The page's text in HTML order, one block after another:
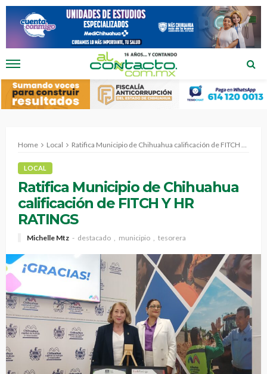
Home Local Ratifica Municipio de Chihuahua calificación de FITCH Y HR RATINGS
LOCAL
Ratifica Municipio de Chihuahua
calificación de FITCH Y HR
RATINGS
Michelle Mtz destacado municipio tesorera